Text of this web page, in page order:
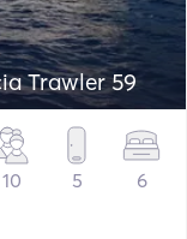
Trawler 59
10 5 6